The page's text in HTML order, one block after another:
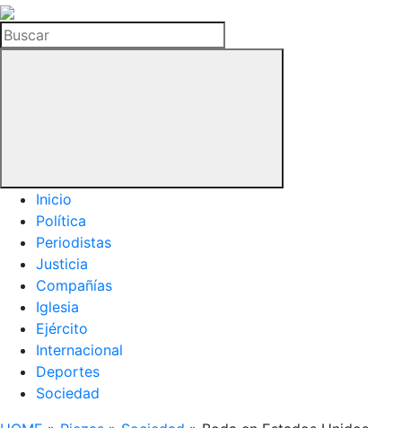
La
Hemeroteca
del
Buscar
Inicio
Política
Periodistas
Justicia
Compañías
Iglesia
Ejército
Internacional
Deportes
Sociedad